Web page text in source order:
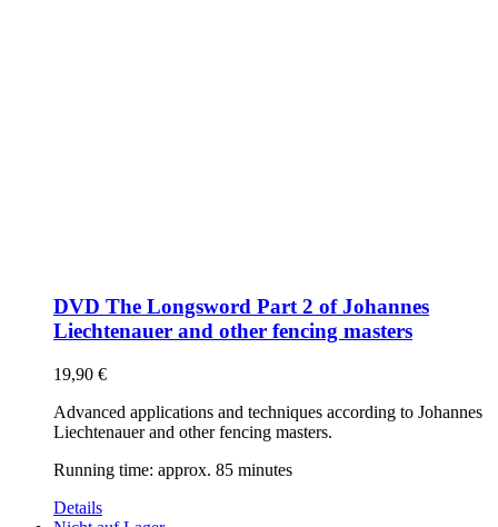
DVD The Longsword Part 2 of Johannes
Liechtenauer and other fencing masters
19,90 €
Advanced applications and techniques according to Johannes
Liechtenauer and other fencing masters.
Running time: approx. 85 minutes
Details